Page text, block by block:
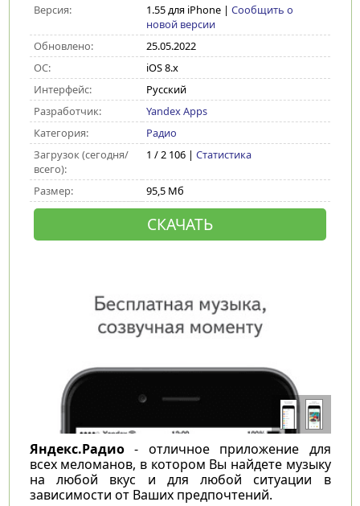
Версия:
1.55 для iPhone| Сообщить о
новой версии
Обновлено:
25.05.2022
ОС:
iOS 8.x
Интерфейс:
Русский
Разработчик:
Yandex Apps
Категория:
Радио
Загрузок (сегодня/
всего):
1 / 2 106 | Статистика
Размер: 95,5 Мб
СКАЧАТЬ
Яндекс.Радио- отличное приложение для
всех меломанов, в котором Вы найдете музыку
на любой вкус и для любой ситуации в
зависимости от Ваших предпочтений.